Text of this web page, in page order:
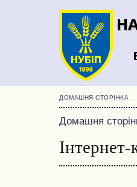
ДОМАШНЯ СТОРІНКА
Домашня